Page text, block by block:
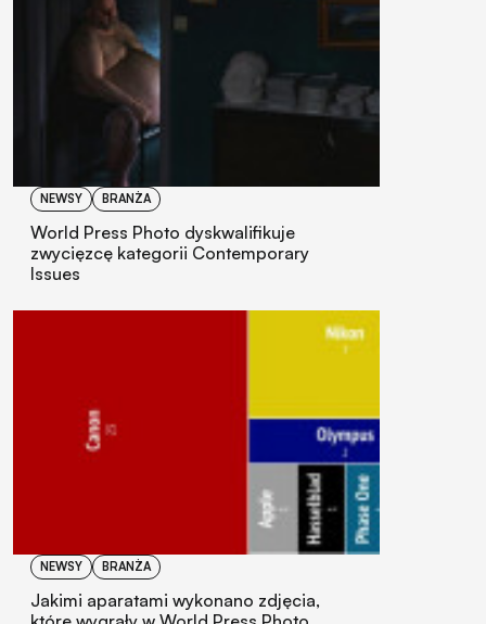
NEWSY BRANŻA
World Press Photo dyskwalifikuje
zwycięzcę kategorii Contemporary
Issues
NEWSY BRANŻA
Jakimi aparatami wykonano zdjęcia,